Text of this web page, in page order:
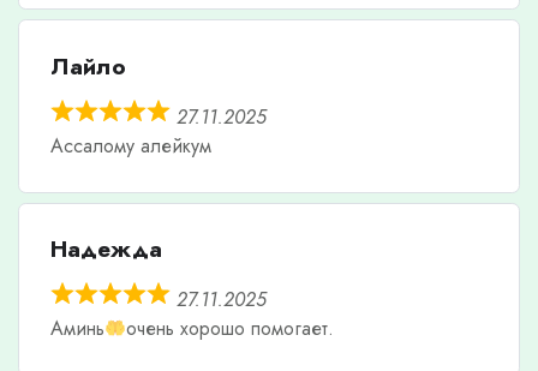
Лайло
27.11.2025
Ассалому алейкум
Надежда
27.11.2025
Аминь
очень хорошо помогает.